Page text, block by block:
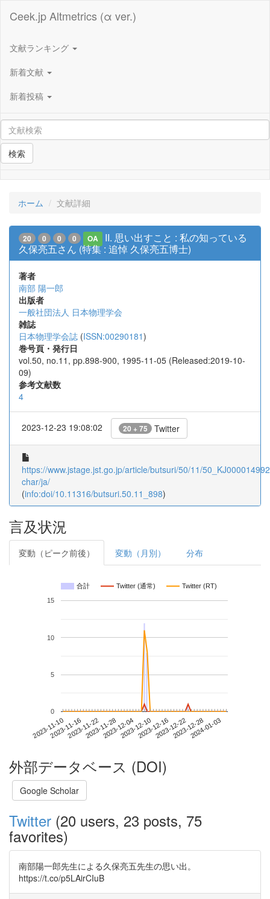
Ceek.jp Altmetrics (α ver.)
文献ランキング
新着文献
新着投稿
検索
ホーム 文献詳細
20 0 0 0 OA
II. 思い出すこと : 私の知っている
久保亮五さん (特集 : 追悼 久保亮五博士)
著者
南部 陽一郎
出版者
一般社団法人 日本物理学会
雑誌
日本物理学会誌 (ISSN:00290181)
巻号頁・発行日
vol.50, no.11, pp.898-900, 1995-11-05 (Released:2019-10-
09)
参考文献数
4
2023-12-23 19:08:02 20 + 75 Twitter
https://www.jstage.jst.go.jp/article/butsuri/50/11/
char/ja/
(info:doi/10.11316/butsuri.50.11_898)
言及状況
変動（ピーク前後） 変動（月別） 分布
合計 Twitter (通常) Twitter (RT)
2023-11-102023-11-162023-11-222023-11-282023-12-042023-12-102023-12-162023-12-222023-12-282024-01-03
0
5
10
15
外部データベース (DOI)
Google Scholar
Twitter (20 users, 23 posts, 75
favorites)
南部陽一郎先生による久保亮五先生の思い出。
https://t.co/p5LAirCIuB